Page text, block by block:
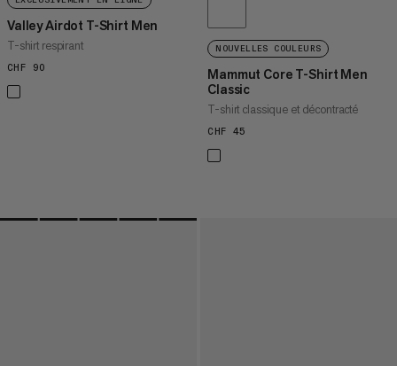
Valley Airdot T-Shirt Men
T-shirt respirant
CHF 90
NOUVELLES COULEURS
Mammut Core T-Shirt Men
Classic
T-shirt classique et décontracté
CHF 45